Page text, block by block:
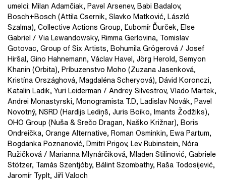
umelci: Milan Adamčiak, Pavel Arsenev, Babi Badalov,
Bosch+Bosch (Attila Csernik, Slavko Matković, László
Szalma), Collective Actions Group, Ľubomír Ďurček, Else
Gabriel / Via Lewandowsky, Rimma Gerlovina, Tomislav
Gotovac, Group of Six Artists, Bohumila Grögerová / Josef
Hiršal, Gino Hahnemann, Václav Havel, Jörg Herold, Semyon
Khanin (Orbita), Príbuzenstvo Moho (Zuzana Jasenková,
Kristína Országhová, Magdaléna Scheryová), Dávid Koronczi,
Katalin Ladik, Yuri Leiderman / Andrey Silvestrov, Vlado Martek,
Andrei Monastyrski, Monogramista T.D, Ladislav Novák, Pavel
Novotný, NSRD (Hardijs Lediņš, Juris Boiko, Imants Žodžiks),
OHO Group (Nuša & Srečo Dragan, Naško Križnar), Boris
Ondreička, Orange Alternative, Roman Osminkin, Ewa Partum,
Bogdanka Poznanović, Dmitri Prigov, Lev Rubinstein, Nóra
Ružičková / Marianna Mlynárčiková, Mladen Stilinović, Gabriele
Stötzer, Tamás Szentjóby, Bálint Szombathy, Raša Todosijević,
Jaromír Typlt, Jiří Valoch